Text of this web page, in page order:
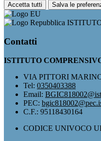
Accetta tutti Salva le
Contatti
ISTITUTO
VIA PITTORI
Tel: 0350403388
Email:
PEC:
C.F.: 95118430164
CODICE UNIVOCO